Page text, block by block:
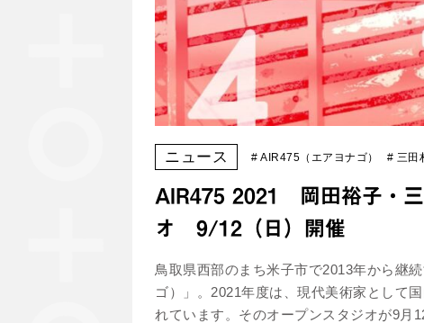
ニュース # AIR475（エアヨナゴ） # 三田
AIR475 2021 岡田裕子・
オ 9/12（日）開催
鳥取県西部のまち米子市で2013年から継
ゴ）」。2021年度は、現代美術家として
れています。そのオープンスタジオが9月